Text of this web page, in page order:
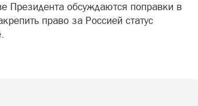
Президента обсуждаются поправки в
право за Россией статус